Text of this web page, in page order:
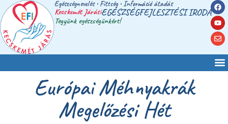
Egészségnevelés • Fittség • Információ átadás
Kecskemét JárásiEGÉSZSÉGFEJLESZTÉSI IRODA
Tegyünk egészségünkért!
Európai Méhnyakrák
Megelőzési Hét